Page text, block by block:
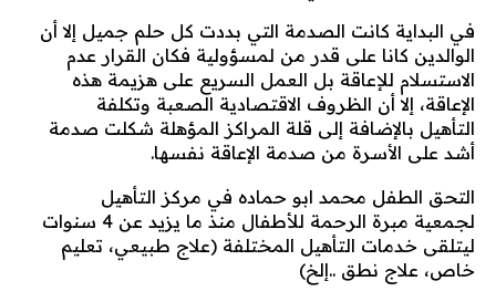
في البداية كانت الصدمة التي بددت كل حلم جميل إلا أن
الوالدين كانا على قدر من لمسؤولية فكان القرار عدم
الاستسلام للإعاقة بل العمل السريع على هزيمة هذه
الإعاقة، إلا أن الظروف الاقتصادية الصعبة وتكلفة
التأهيل بالإضافة إلى قلة المراكز المؤهلة شكلت صدمة
أشد على الأسرة من صدمة الإعاقة نفسها.
التحق الطفل محمد ابو حماده في مركز التأهيل
لجمعية مبرة الرحمة للأطفال منذ ما يزيد عن 4 سنوات
ليتلقى خدمات التأهيل المختلفة (علاج طبيعي، تعليم
خاص، علاج نطق ..إلخ)